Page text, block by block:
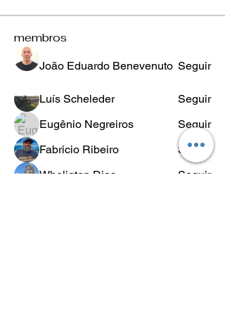
membros
João Eduardo Benevenuto Seguir
Luís Scheleder
Seguir
Eugênio Negreiros
Seguir
Fabricio Ribeiro
Seguir
Wheligton Dias
Seguir